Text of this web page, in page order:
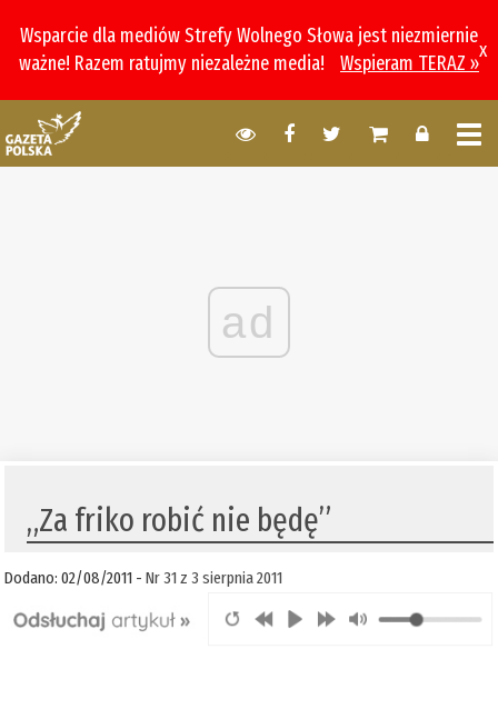
Wsparcie dla mediów Strefy Wolnego Słowa jest niezmiernie
ważne! Razem ratujmy niezależne media!
Wspieram TERAZ »
x
ad
„Za friko robić nie będę”
Dodano: 02/08/2011 -Nr 31 z 3 sierpnia 2011